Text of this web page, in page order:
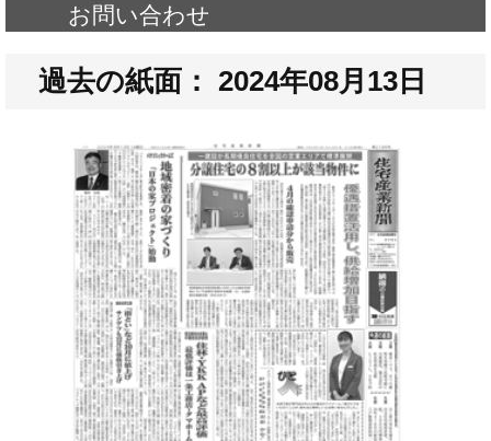
お問い合わせ
過去の紙面： 2024年08月13日